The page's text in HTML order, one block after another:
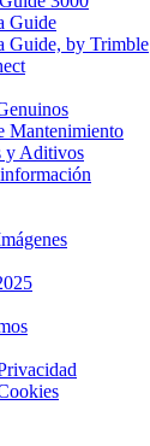
Guide
Guide, by Trimble
Mantenimiento
y Aditivos